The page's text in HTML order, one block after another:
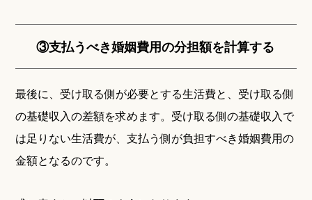
③支払うべき婚姻費用の分担額を計算する
最後に、受け取る側が必要とする生活費と、受け取る側
の基礎収入の差額を求めます。受け取る側の基礎収入で
は足りない生活費が、支払う側が負担すべき婚姻費用の
金額となるのです。